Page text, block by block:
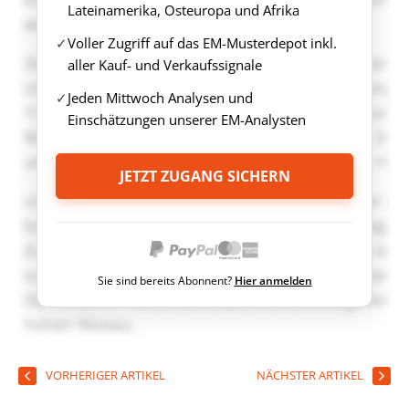
Lateinamerika, Osteuropa und Afrika
Voller Zugriff auf das EM-Musterdepot inkl.
aller Kauf- und Verkaufssignale
Jeden Mittwoch Analysen und
Einschätzungen unserer EM-Analysten
JETZT ZUGANG SICHERN
Sie sind bereits Abonnent? Hier anmelden
VORHERIGER ARTIKEL NÄCHSTER ARTIKEL